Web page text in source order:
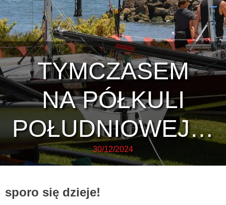
TYMCZASEM
NA PÓŁKULI
POŁUDNIOWEJ…
30/12/2024
sporo się dzieje!